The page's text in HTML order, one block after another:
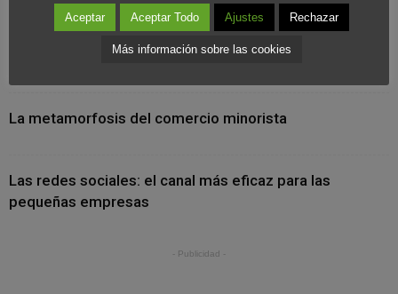
Cuando la marca se vive desde dentro: el valor
estratégico del marketing interno
La metamorfosis del comercio minorista
Las redes sociales: el canal más eficaz para las
pequeñas empresas
- Publicidad -
Aceptar Aceptar Todo Ajustes Rechazar
Más información sobre las cookies